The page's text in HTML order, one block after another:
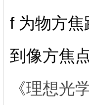
f 为物方焦
到像方焦
《理想